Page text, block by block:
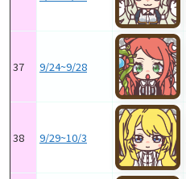
37 9/24~9/28
38 9/29~10/3